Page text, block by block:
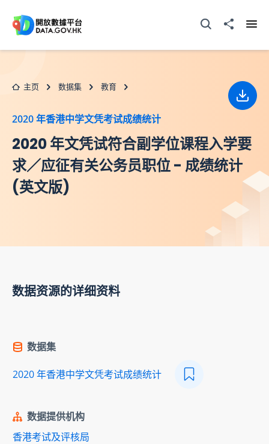
打开搜寻器分享至
主页 数据集 教育
2020 年香港中学文凭考试成绩统计
2020 年文凭试符合副学位课程入学要
求／应征有关公务员职位 - 成绩统计
(英文版)
下载
数据资源的详细资料
数据集
2020 年香港中学文凭考试成绩统计
数据提供机构
香港考试及评核局